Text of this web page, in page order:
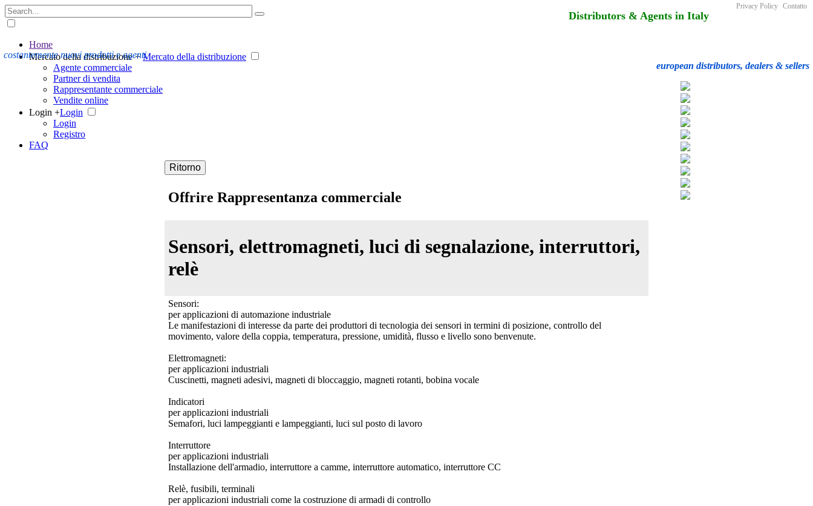
Distributors & Agents in Italy
costantemente nuovi prodotti e agenti
european distributors, dealers & sellers
Privacy Policy Contatto
Home
Mercato della distribuzione + Mercato della distribuzione
Agente commerciale
Partner di vendita
Rappresentante commerciale
Vendite online
Login +Login
Login
Registro
FAQ
Ritorno
Offrire Rappresentanza commerciale
Sensori, elettromagneti, luci di segnalazione, interruttori,
relè
Sensori:
per applicazioni di automazione industriale
Le manifestazioni di interesse da parte dei produttori di tecnologia dei sensori in termini di posizione, controllo del
movimento, valore della coppia, temperatura, pressione, umidità, flusso e livello sono benvenute.
Elettromagneti:
per applicazioni industriali
Cuscinetti, magneti adesivi, magneti di bloccaggio, magneti rotanti, bobina vocale
Indicatori
per applicazioni industriali
Semafori, luci lampeggianti e lampeggianti, luci sul posto di lavoro
Interruttore
per applicazioni industriali
Installazione dell'armadio, interruttore a camme, interruttore automatico, interruttore CC
Relè, fusibili, terminali
per applicazioni industriali come la costruzione di armadi di controllo